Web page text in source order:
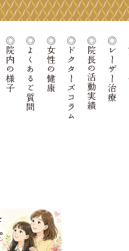
院長の活
ドクターズコラム
女性の健康
よくあるご質問
院内の様子
診療案内
ついて